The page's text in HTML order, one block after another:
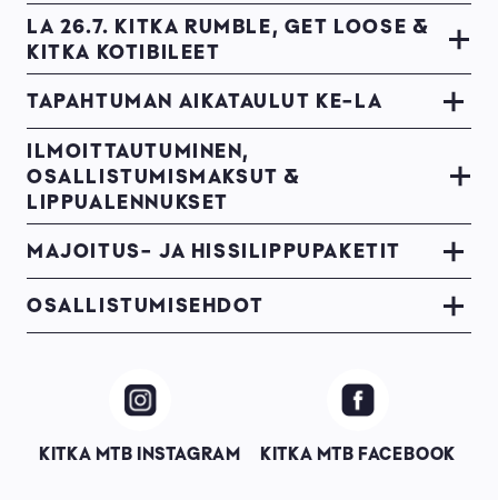
LA 26.7. KITKA RUMBLE, GET LOOSE &
KITKA KOTIBILEET
TAPAHTUMAN AIKATAULUT KE-LA
ILMOITTAUTUMINEN,
OSALLISTUMISMAKSUT &
LIPPUALENNUKSET
MAJOITUS- JA HISSILIPPUPAKETIT
OSALLISTUMISEHDOT
Image
KITKA MTB INSTAGRAM
Image
KITKA MTB FACEBOOK